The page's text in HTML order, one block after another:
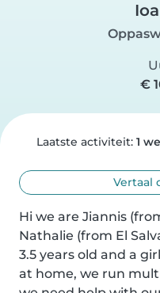
€
Laatste activiteit: 1
Vertaal
Hi we are Jiannis
Nathalie (from El
3.5 years old and a
at home, we run